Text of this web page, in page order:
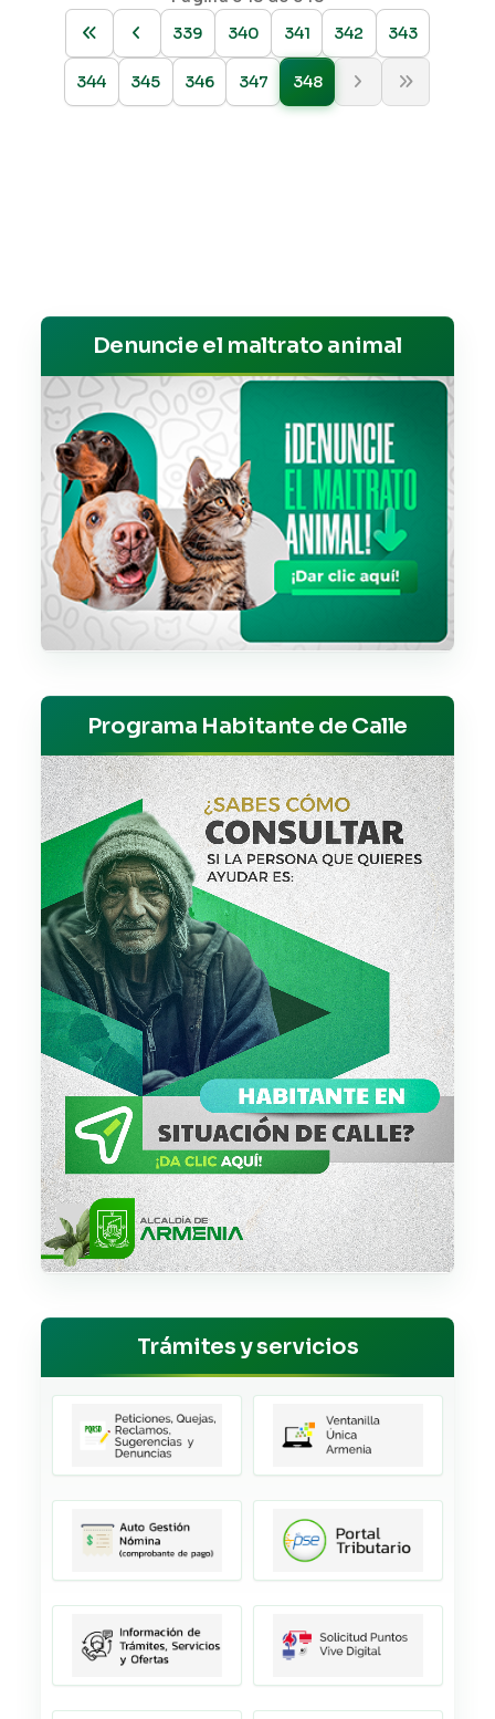
339
340 341 342 343
344 345 346 347 348
Denuncie el maltrato animal
Programa Habitante de Calle
Trámites y servicios